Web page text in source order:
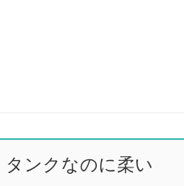
タンクなのに柔い